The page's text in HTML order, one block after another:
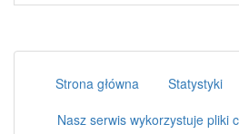
Strona główna Statystyki
Nasz serwis wykorzystuje pliki